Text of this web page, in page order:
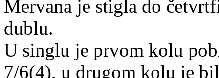
Mervana je stigla do
dublu.
U singlu je prvom kolu
7/6(4), u drugom kolu je